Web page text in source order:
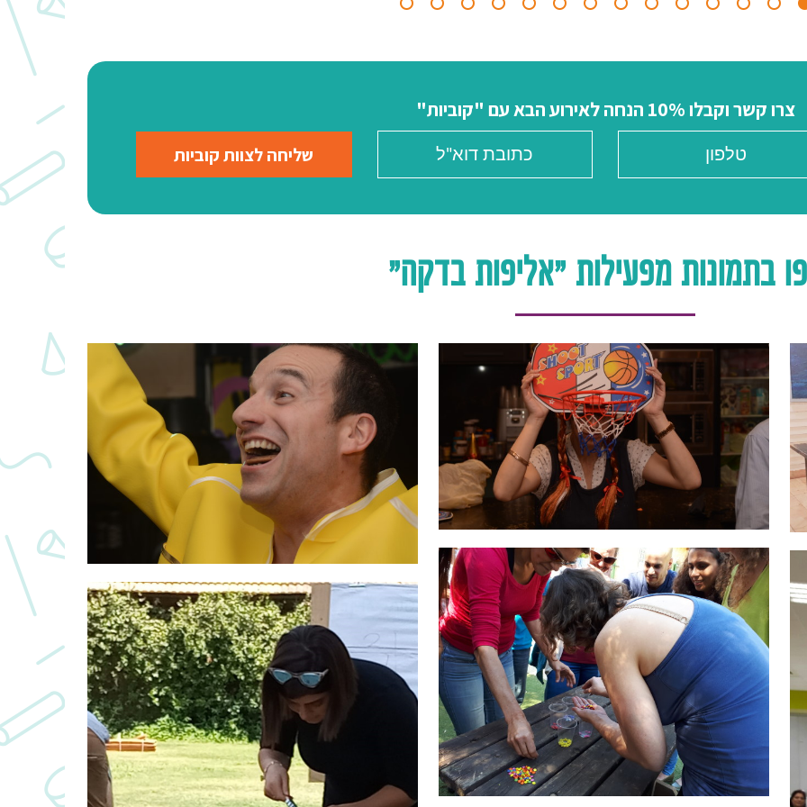
צרו קשר וקבלו 10% הנחה לאירוע הבא עם "קוביות"
שליחה לצוות קוביות
בתמונות מפעילות "אליפות בדקה"